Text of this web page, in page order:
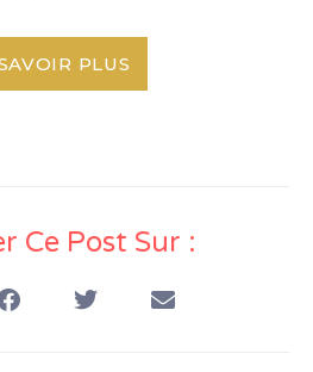
PLUS
Ce Post Sur :